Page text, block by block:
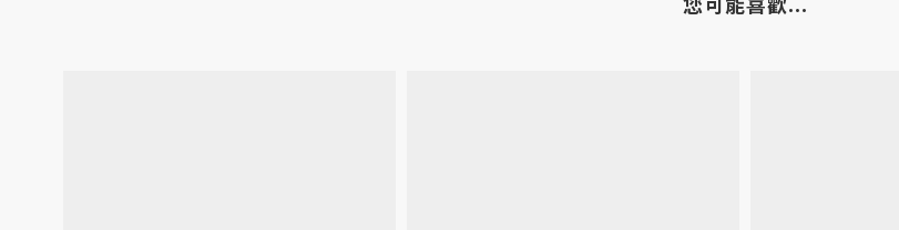
您可能喜歡...